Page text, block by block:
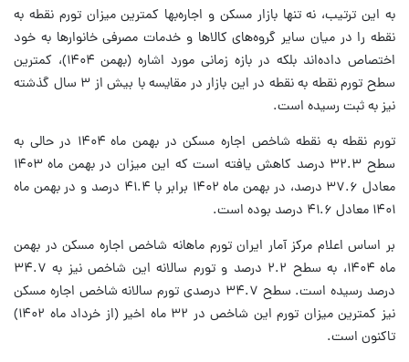
به این ترتیب، نه تنها بازار مسکن و اجاره‌بها کمترین میزان تورم نقطه به
نقطه را در میان سایر گروه‌های کالاها و خدمات مصرفی خانوارها به خود
اختصاص داده‌اند بلکه در بازه زمانی مورد اشاره (بهمن ۱۴۰۴)، کمترین
سطح تورم نقطه به نقطه در این بازار در مقایسه با بیش از ۳ سال گذشته
نیز به ثبت رسیده است.
تورم نقطه به نقطه شاخص اجاره مسکن در بهمن ماه ۱۴۰۴ در حالی به
سطح ۳۲.۳ درصد کاهش یافته است که این میزان در بهمن ماه ۱۴۰۳
معادل ۳۷.۶ درصد، در بهمن ماه ۱۴۰۲ برابر با ۴۱.۴ درصد و در بهمن ماه
۱۴۰۱ معادل ۴۱.۶ درصد بوده است.
بر اساس اعلام مرکز آمار ایران تورم ماهانه شاخص اجاره مسکن در بهمن
ماه ۱۴۰۴، به سطح ۲.۲ درصد و تورم سالانه این شاخص نیز به ۳۴.۷
درصد رسیده است. سطح ۳۴.۷ درصدی تورم سالانه شاخص اجاره مسکن
نیز کمترین میزان تورم این شاخص در ۳۲ ماه اخیر (از خرداد ماه ۱۴۰۲)
تاکنون است.